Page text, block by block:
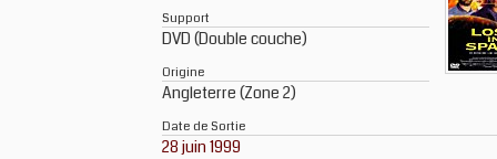
Support
DVD (Double couche)
Origine
Angleterre (Zone 2)
Date de Sortie
28 juin 1999